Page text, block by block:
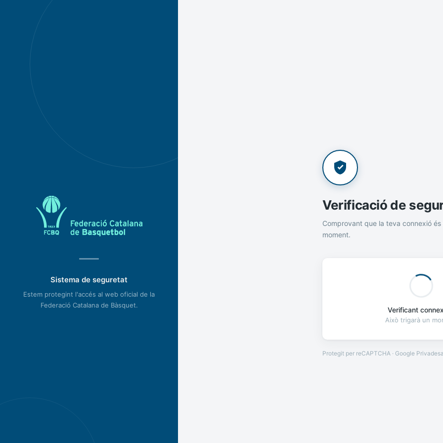
Sistema de seguretat
Estem protegint l'accés al web oficial de la
Federació Catalana de Bàsquet.
Verificació de
Comprovant que la teva connexió és
moment.
Verificant
Això trigarà un
Protegit per reCAPTCHA · Google Privadesa